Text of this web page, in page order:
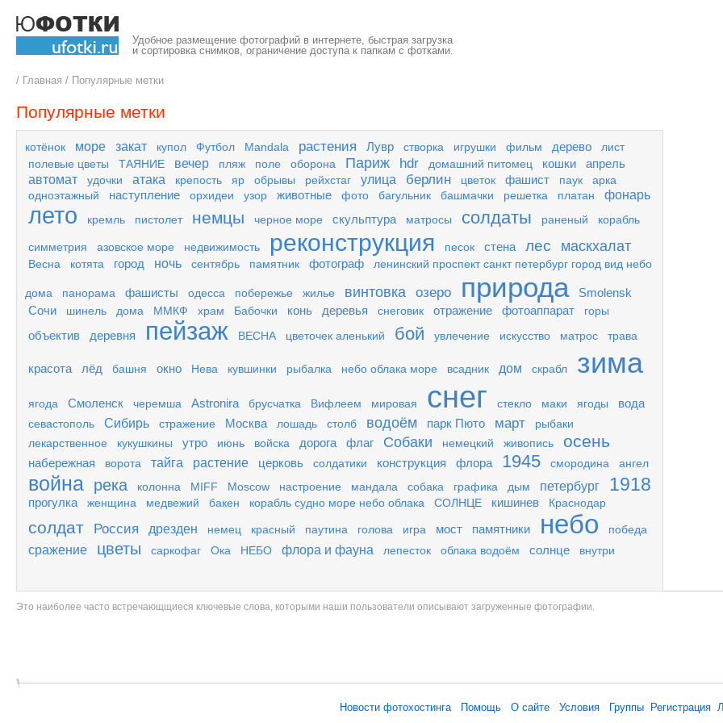
Удобное размещение фотографий в интернете, быстрая загрузка
и сортировка снимков, ограничение доступа к папкам с фотками.
/ Главная / Популярные метки
Популярные метки
котёнок море закат купол Футбол Mandala растения Лувр створка игрушки фильм дерево
лист
полевые цветы
ТАЯНИЕ вечер пляж поле оборона Париж hdr домашний питомец кошки
апрель
автомат
удочки атака крепость яр обрывы рейхстаг улица берлин цветок фашист паук
арка
одноэтажный
наступление орхидеи узор животные фото багульник башмачки решетка платан фонарь
лето кремль пистолет немцы черное море скульптура матросы солдаты раненый корабль
симметрия азовское море недвижимость реконструкция песок стена лес маскхалат
Весна котята город ночь сентябрь памятник фотограф ленинский проспект санкт петербург город вид небо
дома панорама фашисты одесса побережье жилье винтовка озеро природа
Smolensk
Сочи
шинель дома ММКФ храм Бабочки конь деревья снеговик отражение фотоаппарат горы
объектив деревня пейзаж ВЕСНА цветочек аленький бой увлечение искусство матрос трава
красота лёд башня окно Нева кувшинки рыбалка небо облака море всадник дом скрабл зима
ягода Смоленск черемша Astronira брусчатка Вифлеем мировая снег стекло маки ягоды вода
севастополь Сибирь стражение Москва лошадь столб водоём парк Пюто март
рыбаки
лекарственное
кукушкины утро июнь войска дорога флаг Собаки немецкий живопись осень
набережная ворота тайга растение церковь солдатики конструкция флора 1945 смородина ангел
война река колонна MIFF Moscow настроение мандала собака графика дым петербург 1918
прогулка женщина медвежий бакен корабль судно море небо облака СОЛНЦЕ кишинев Краснодар
солдат Россия дрезден немец красный паутина голова игра мост памятники небо победа
сражение цветы саркофаг Ока НЕБО флора и фауна лепесток облака водоём солнце внутри
Это наиболее часто встречающщиеся ключевые слова, которыми наши пользователи описывают загруженные фотографии.
Новости фотохостинга Помощь О сайте Условия Группы Регистрация